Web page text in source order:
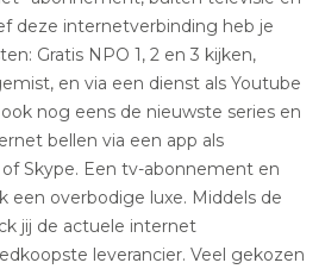
deze internetverbinding heb je
Gratis NPO 1, 2 en 3 kijken,
en via een dienst als Youtube
nog eens de nieuwste series en
bellen via een app als
Skype. Een tv-abonnement en
een overbodige luxe. Middels de
jij de actuele internet
leverancier. Veel gekozen